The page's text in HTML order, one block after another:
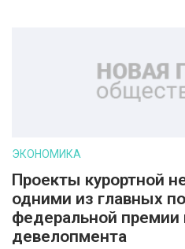
ЭКОНОМИКА
Проекты курортной
одними из главных
федеральной премии
девелопмента